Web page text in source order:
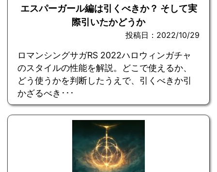
エスパーガール編は引くべきか？ そして実
際引いたかどうか
投稿日：2022/10/29
ロマンシングサガRS 2022ハロウィンガチャ
のスタイルの性能を解説。どこで使えるか、
どう使うかを判断したうえで、引くべきか引
かざるべき･･･